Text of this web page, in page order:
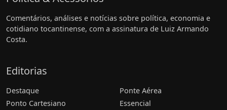
Comentários, análises e notícias sobre política, economia e
cotidiano tocantinense, com a assinatura de Luiz Armando
Costa.
Editorias
Destaque
Ponto Cartesiano
Ponte Aérea
Essencial